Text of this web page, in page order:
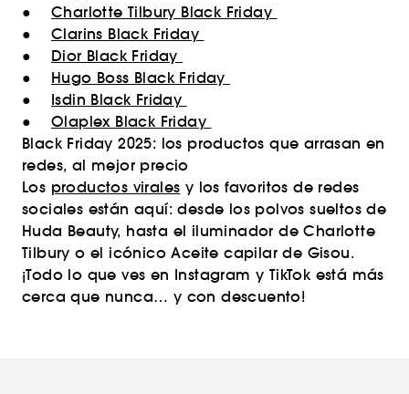
● Charlotte Tilbury Black Friday
● Clarins Black Friday
● Dior Black Friday
● Hugo Boss Black Friday
● Isdin Black Friday
● Olaplex Black Friday
Black Friday 2025: los productos que arrasan en
redes, al mejor precio
Los productos virales y los favoritos de redes
sociales están aquí: desde los polvos sueltos de
Huda Beauty, hasta el iluminador de Charlotte
Tilbury o el icónico Aceite capilar de Gisou.
¡Todo lo que ves en Instagram y TikTok está más
cerca que nunca… y con descuento!